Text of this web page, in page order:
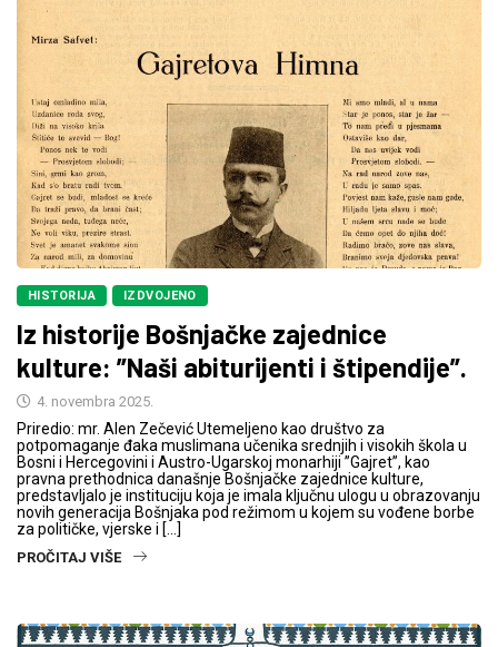
HISTORIJA IZDVOJENO
Iz historije Bošnjačke zajednice
kulture: ”Naši abiturijenti i štipendije”.
4. novembra 2025.
Priredio: mr. Alen Zečević Utemeljeno kao društvo za
potpomaganje đaka muslimana učenika srednjih i visokih škola u
Bosni i Hercegovini i Austro-Ugarskoj monarhiji ”Gajret”, kao
pravna prethodnica današnje Bošnjačke zajednice kulture,
predstavljalo je instituciju koja je imala ključnu ulogu u obrazovanju
novih generacija Bošnjaka pod režimom u kojem su vođene borbe
za političke, vjerske i […]
PROČITAJ VIŠE